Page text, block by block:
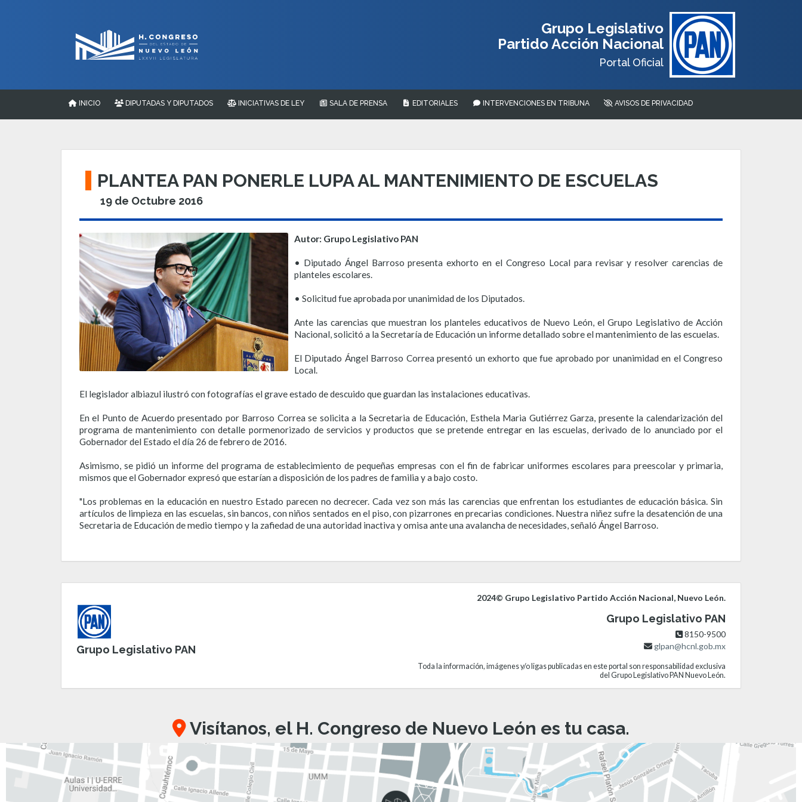
Grupo Legislativo
Partido Acción Nacional
Portal Oficial
INICIO DIPUTADAS Y DIPUTADOS INICIATIVAS DE LEY SALA DE PRENSA EDITORIALES INTERVENCIONES EN TRIBUNA AVISOS DE PRIVACIDAD
PLANTEA PAN PONERLE LUPA AL MANTENIMIENTO DE ESCUELAS
19 de Octubre 2016
Autor: Grupo Legislativo PAN
• Diputado Ángel Barroso presenta exhorto en el Congreso Local para revisar y resolver carencias de
planteles escolares.
• Solicitud fue aprobada por unanimidad de los Diputados.
Ante las carencias que muestran los planteles educativos de Nuevo León, el Grupo Legislativo de Acción
Nacional, solicitó a la Secretaría de Educación un informe detallado sobre el mantenimiento de las escuelas.
El Diputado Ángel Barroso Correa presentó un exhorto que fue aprobado por unanimidad en el Congreso
Local.
El legislador albiazul ilustró con fotografías el grave estado de descuido que guardan las instalaciones educativas.
En el Punto de Acuerdo presentado por Barroso Correa se solicita a la Secretaria de Educación, Esthela Maria Gutiérrez Garza, presente la calendarización del
programa de mantenimiento con detalle pormenorizado de servicios y productos que se pretende entregar en las escuelas, derivado de lo anunciado por el
Gobernador del Estado el día 26 de febrero de 2016.
Asimismo, se pidió un informe del programa de establecimiento de pequeñas empresas con el fin de fabricar uniformes escolares para preescolar y primaria,
mismos que el Gobernador expresó que estarían a disposición de los padres de familia y a bajo costo.
"Los problemas en la educación en nuestro Estado parecen no decrecer. Cada vez son más las carencias que enfrentan los estudiantes de educación básica. Sin
artículos de limpieza en las escuelas, sin bancos, con niños sentados en el piso, con pizarrones en precarias condiciones. Nuestra niñez sufre la desatención de una
Secretaria de Educación de medio tiempo y la zafiedad de una autoridad inactiva y omisa ante una avalancha de necesidades, señaló Ángel Barroso.
Grupo Legislativo PAN
2024© Grupo Legislativo Partido Acción Nacional, Nuevo León.
Grupo Legislativo PAN
8150-9500
glpan@hcnl.gob.mx
Toda la información, imágenes y/o ligas publicadas en este portal son responsabilidad exclusiva
del Grupo Legislativo PAN Nuevo León.
Visítanos, el H. Congreso de Nuevo León es tu casa.